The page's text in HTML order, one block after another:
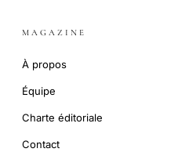
MAGAZINE
À propos
Équipe
Charte éditoriale
Contact